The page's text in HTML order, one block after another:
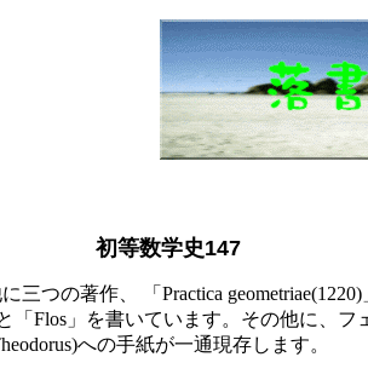
初等数学史147
つの著作、 「Practica geometriae(1220)
「Flos」を書いています。その他に、
への手紙が一通現存します。